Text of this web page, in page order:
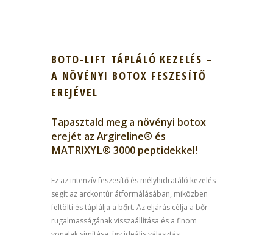
BOTO-LIFT TÁPLÁLÓ KEZELÉS –
A NÖVÉNYI BOTOX FESZESÍTŐ
EREJÉVEL
Tapasztald meg a növényi botox
erejét az Argireline® és
MATRIXYL® 3000 peptidekkel!
Ez az intenzív feszesítő és mélyhidratáló kezelés
segít az arckontúr átformálásában, miközben
feltölti és táplálja a bőrt. Az eljárás célja a bőr
rugalmasságának visszaállítása és a finom